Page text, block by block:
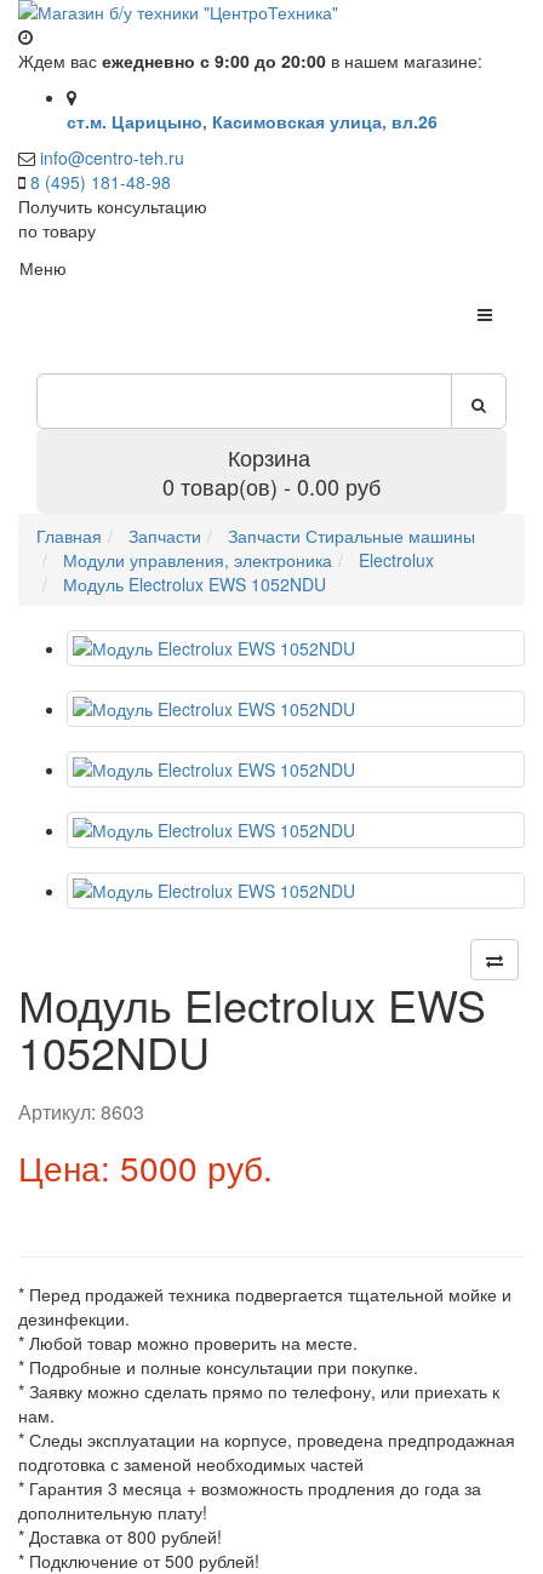
Ждем вас ежедневно с 9:00 до 20:00 в нашем магазине:
ст.м. Царицыно, Касимовская улица, вл.26
info@centro-teh.ru
8 (495) 181-48-98
Получить консультацию
по товару
Меню
Корзина
0 товар(ов) - 0.00 руб
Главная Запчасти
Запчасти Стиральные машины
Модули управления, электроника
Electrolux
Модуль Electrolux EWS 1052NDU
Модуль Electrolux EWS
1052NDU
Артикул: 8603
Цена: 5000 руб.
* Перед продажей техника подвергается тщательной мойке и
дезинфекции.
* Любой товар можно проверить на месте.
* Подробные и полные консультации при покупке.
* Заявку можно сделать прямо по телефону, или приехать к
нам.
* Следы эксплуатации на корпусе, проведена предпродажная
подготовка с заменой необходимых частей
* Гарантия 3 месяца + возможность продления до года за
дополнительную плату!
* Доставка от 800 рублей!
* Подключение от 500 рублей!